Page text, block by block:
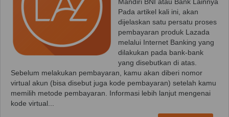
Mandiri BNI atau Bank Lainnya
Pada artikel kali ini, akan
dijelaskan satu persatu proses
pembayaran produk Lazada
melalui Internet Banking yang
dilakukan pada bank-bank
yang disebutkan di atas.
Sebelum melakukan pembayaran, kamu akan diberi nomor
virtual akun (bisa disebut juga kode pembayaran) setelah kamu
memilih metode pembayaran. Informasi lebih lanjut mengenai
kode virtual...